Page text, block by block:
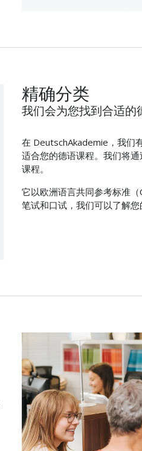
精确分类
我们会为您找到合适的
在 DeutschAkademie，我们
适合您的德语课程。我们将通
课程。
它以欧洲语言共同参考标准（
笔试和口试，我们可以了解您